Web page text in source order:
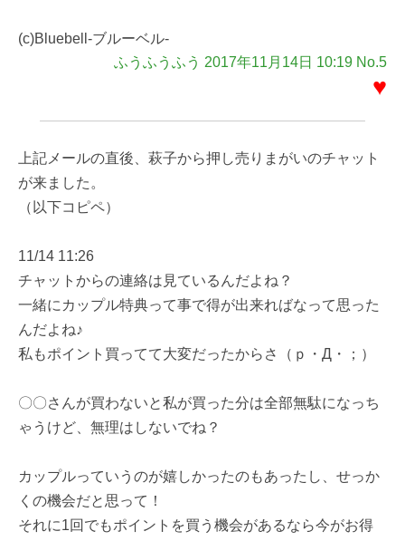
(c)Bluebell-ブルーベル-
ふうふうふう 2017年11月14日 10:19 No.5
♥
上記メールの直後、萩子から押し売りまがいのチャット
が来ました。
（以下コピペ）
11/14 11:26
チャットからの連絡は見ているんだよね？
一緒にカップル特典って事で得が出来ればなって思った
んだよね♪
私もポイント買ってて大変だったからさ（ｐ・Д・；）
〇〇さんが買わないと私が買った分は全部無駄になっち
ゃうけど、無理はしないでね？
カップルっていうのが嬉しかったのもあったし、せっか
くの機会だと思って！
それに1回でもポイントを買う機会があるなら今がお得